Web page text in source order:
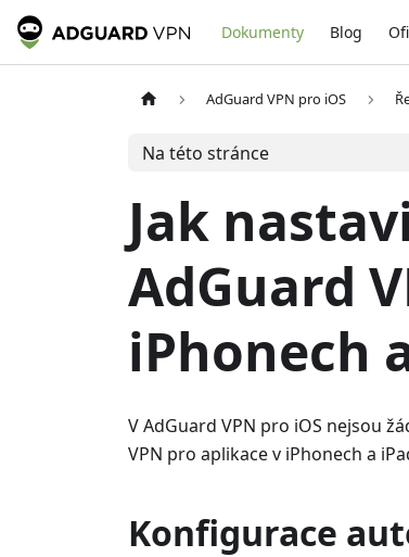
Dokumenty Blog
AdGuard VPN pro iOS
Na této stránce
Jak
AdGuard
iPhonech
V AdGuard VPN pro iOS nejsou
VPN pro aplikace v iPhonech a
Konfigurace